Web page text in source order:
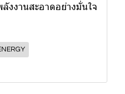
งานสะอาดอย่างมั่นใจ